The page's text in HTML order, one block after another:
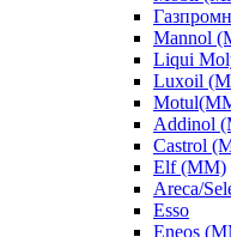
Mannol
Liqui
Luxoil
Addinol
Castrol
Elf (ММ)
Areca/
Esso
Eneos